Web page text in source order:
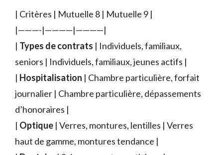
| Critères | Mutuelle 8 | Mutuelle 9 |
|———-|————|————|
| Types de contrats | Individuels, familiaux,
seniors | Individuels, familiaux, jeunes actifs |
| Hospitalisation | Chambre particulière, forfait
journalier | Chambre particulière, dépassements
d’honoraires |
| Optique | Verres, montures, lentilles | Verres
haut de gamme, montures tendance |